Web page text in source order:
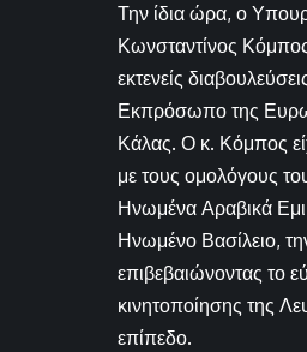
Την ίδια ώρα, ο
Κωνσταντίνος
εκτενείς
Εκπρόσωπο της
Κάλας. Ο κ. Κόμπος
με τους ομολόγους
Ηνωμένα Αραβικά
Ηνωμένο Βασίλειο,
επιβεβαιώνοντας το
κινητοποίησης της
επίπεδο.